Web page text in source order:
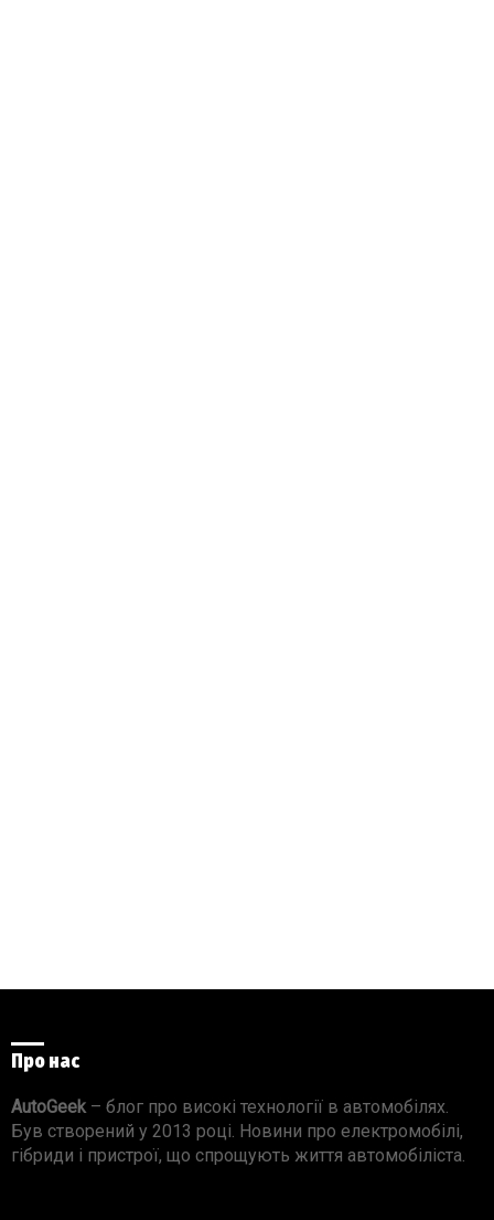
Про нас
AutoGeek – блог про високі технології в автомобілях.
Був створений у 2013 році. Новини про електромобілі,
гібриди і пристрої, що спрощують життя автомобіліста.